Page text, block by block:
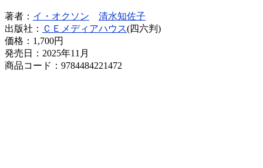
著者： イ・オクソン
清水知佐子
出版社： ＣＥメディアハウス(四六判)
価格： 1,700円
発売日：2025年11月
商品コード：9784484221472